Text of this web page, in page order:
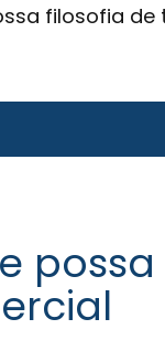
filosofia de
possa